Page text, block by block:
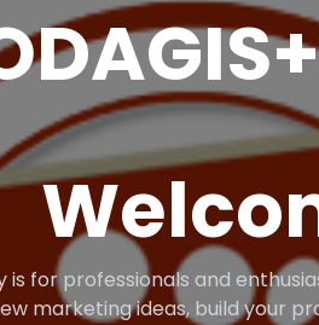
is for professionals and
marketing ideas, build your